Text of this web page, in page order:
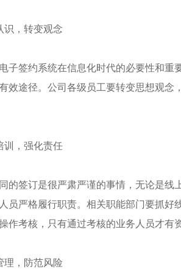
识，转变观念
子签约系统在信息化时代的必要性和重
效途径。公司各级员工要转变思想观念
训，强化责任
的签订是很严肃严谨的事情，无论是线
员严格履行职责。相关职能部门要抓好
作考核，只有通过考核的业务人员才有
理，防范风险